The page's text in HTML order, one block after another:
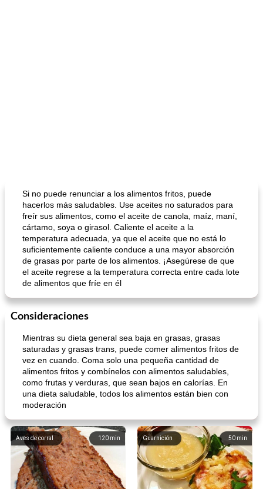
Si no puede renunciar a los alimentos fritos, puede
hacerlos más saludables. Use aceites no saturados para
freír sus alimentos, como el aceite de canola, maíz, maní,
cártamo, soya o girasol. Caliente el aceite a la
temperatura adecuada, ya que el aceite que no está lo
suficientemente caliente conduce a una mayor absorción
de grasas por parte de los alimentos. ¡Asegúrese de que
el aceite regrese a la temperatura correcta entre cada lote
de alimentos que fríe en él
Consideraciones
Mientras su dieta general sea baja en grasas, grasas
saturadas y grasas trans, puede comer alimentos fritos de
vez en cuando. Coma solo una pequeña cantidad de
alimentos fritos y combínelos con alimentos saludables,
como frutas y verduras, que sean bajos en calorías. En
una dieta saludable, todos los alimentos están bien con
moderación
120 min
Aves de corral 50 min
Guarnición